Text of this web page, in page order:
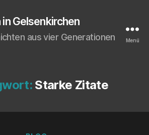
Gelsenkirchen
aus vier Generationen Menü
Starke Zitate